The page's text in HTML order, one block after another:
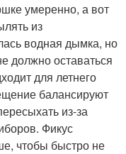
умеренно, а вот
из
водная дымка, но
должно оставаться
для летнего
балансируют
из-за
Фикус
чтобы быстро не